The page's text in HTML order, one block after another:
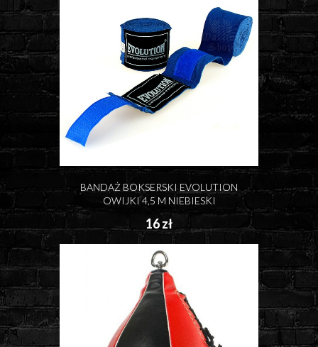
BANDAŻ BOKSERSKI EVOLUTION
OWIJKI 4,5 M NIEBIESKI
16 zł